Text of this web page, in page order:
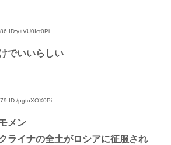
ID:y+VU0Ict0Pi
でいいらしい
ID:/pgtuXOX0Pi
メン
ライナの全土がロシアに征服され